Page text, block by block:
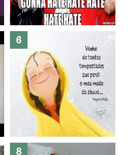
Posso congelar bolo ??
Haters, como surgiram?